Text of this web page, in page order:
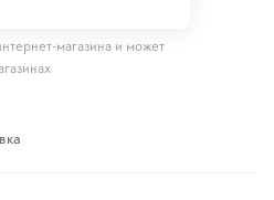
магазина и может